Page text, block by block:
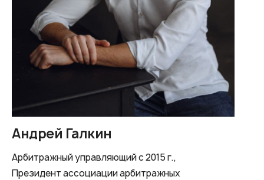
Андрей Галкин
Арбитражный управляющий с 2015 г.,
Президент ассоциации арбитражных